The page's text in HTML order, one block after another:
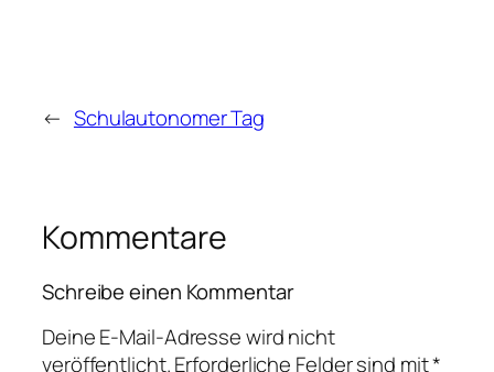
← Schulautonomer Tag
Kommentare
Schreibe einen Kommentar
Deine E-Mail-Adresse wird nicht
veröffentlicht.Erforderliche Felder sind mit*